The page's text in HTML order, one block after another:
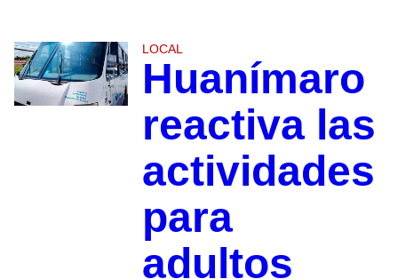
LOCAL
Huanímaro
reactiva las
actividades
para
adultos